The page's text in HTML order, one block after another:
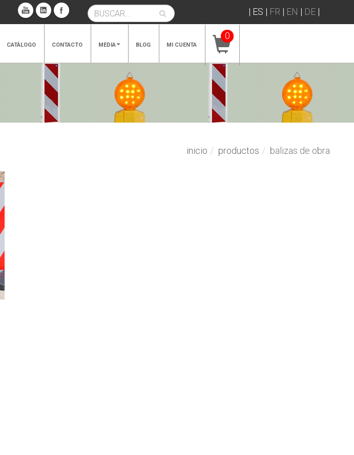
| ES | FR | EN | DE|
CATÁLOGO CONTACTO MEDIA BLOG MI CUENTA
0
inicio productos balizas de obra